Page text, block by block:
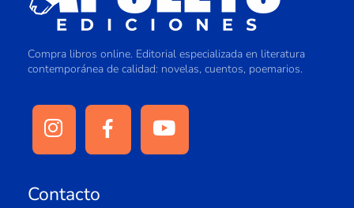
Compra libros online. Editorial especializada en literatura
contemporánea de calidad: novelas, cuentos, poemarios.
Contacto